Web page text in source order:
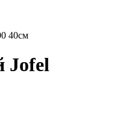
40см
Jofel